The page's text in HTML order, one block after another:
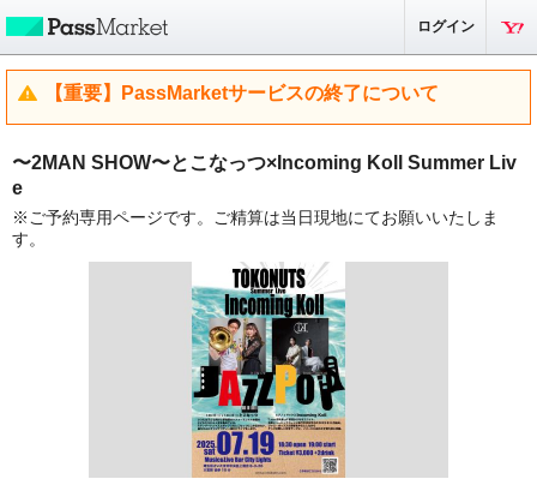
ログイン
【重要】PassMarketサービスの終了について
〜2MAN SHOW〜とこなっつ×Incoming Koll Summer Liv
e
※ご予約専用ページです。ご精算は当日現地にてお願いいたしま
す。